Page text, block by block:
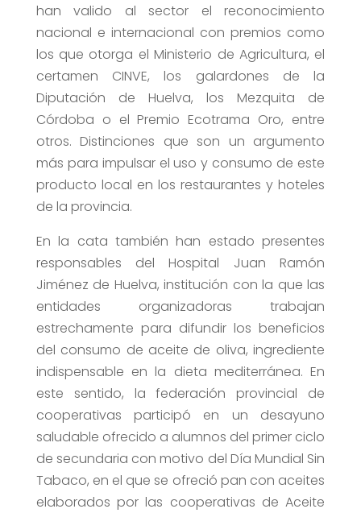
han valido al sector el reconocimiento
nacional e internacional con premios como
los que otorga el Ministerio de Agricultura, el
certamen CINVE, los galardones de la
Diputación de Huelva, los Mezquita de
Córdoba o el Premio Ecotrama Oro, entre
otros. Distinciones que son un argumento
más para impulsar el uso y consumo de este
producto local en los restaurantes y hoteles
de la provincia.
En la cata también han estado presentes
responsables del Hospital Juan Ramón
Jiménez de Huelva, institución con la que las
entidades organizadoras trabajan
estrechamente para difundir los beneficios
del consumo de aceite de oliva, ingrediente
indispensable en la dieta mediterránea. En
este sentido, la federación provincial de
cooperativas participó en un desayuno
saludable ofrecido a alumnos del primer ciclo
de secundaria con motivo del Día Mundial Sin
Tabaco, en el que se ofreció pan con aceites
elaborados por las cooperativas de Aceite